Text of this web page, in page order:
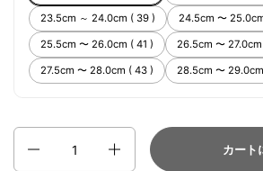
23.5cm ～ 24.0cm ( 39 ) 24.5cm 〜
25.5cm 〜 26.0cm ( 41 ) 26.5cm 〜
27.5cm 〜 28.0cm ( 43 ) 28.5cm 〜
カート